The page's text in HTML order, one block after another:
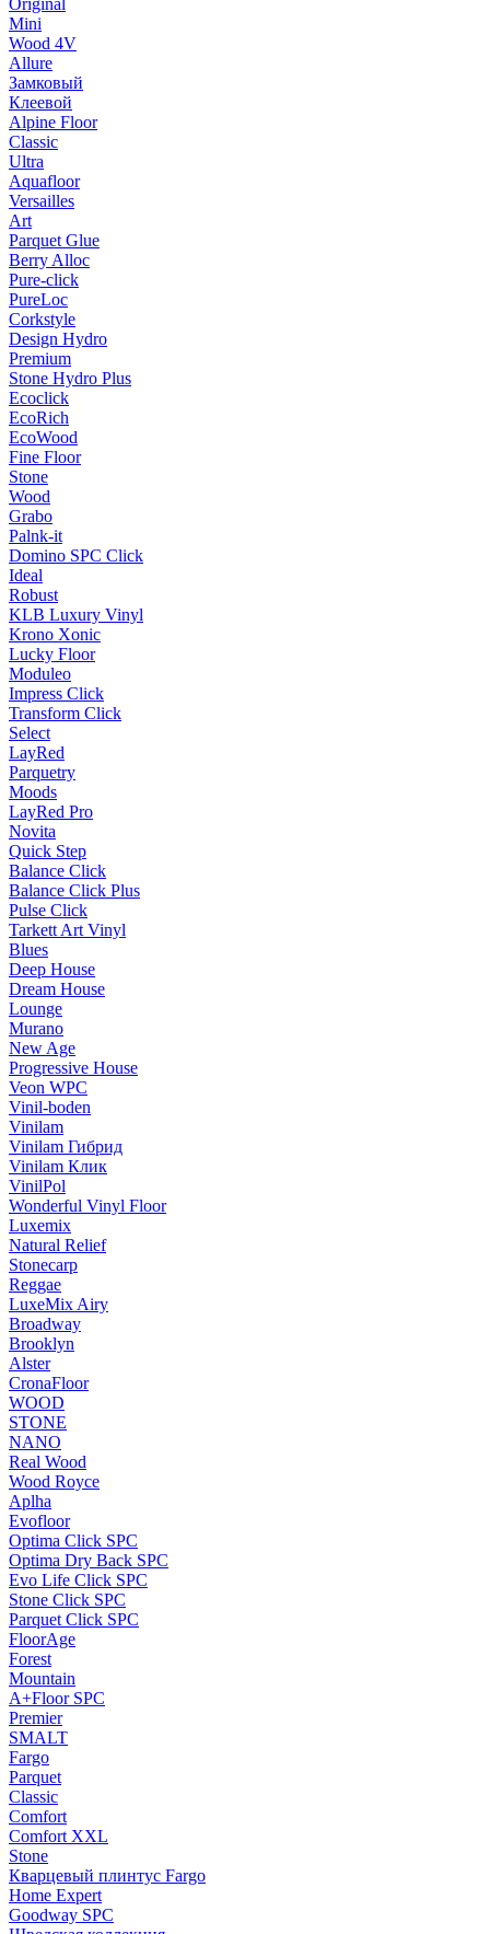
Original
Mini
Wood 4V
Allure
Замковый
Клеевой
Alpine Floor
Classic
Ultra
Aquafloor
Versailles
Art
Parquet Glue
Berry Alloc
Pure-click
PureLoc
Corkstyle
Design Hydro
Premium
Stone Hydro Plus
Ecoclick
EcoRich
EcoWood
Fine Floor
Stone
Wood
Grabo
Palnk-it
Domino SPC Click
Ideal
Robust
KLB Luxury Vinyl
Krono Xonic
Lucky Floor
Moduleo
Impress Click
Transform Click
Select
LayRed
Parquetry
Moods
LayRed Pro
Novita
Quick Step
Balance Click
Balance Click Plus
Pulse Click
Tarkett Art Vinyl
Blues
Deep House
Dream House
Lounge
Murano
New Age
Progressive House
Veon WPC
Vinil-boden
Vinilam
Vinilam Гибрид
Vinilam Клик
VinilPol
Wonderful Vinyl Floor
Luxemix
Natural Relief
Stonecarp
Reggae
LuxeMix Airy
Broadway
Brooklyn
Alster
CronaFloor
WOOD
STONE
NANO
Real Wood
Wood Royce
Aplha
Evofloor
Optima Click SPC
Optima Dry Back SPC
Evo Life Click SPC
Stone Click SPC
Parquet Click SPC
FloorAge
Forest
Mountain
A+Floor SPC
Premier
SMALT
Fargo
Parquet
Classic
Comfort
Comfort XXL
Stone
Кварцевый плинтус Fargo
Home Expert
Goodway SPC